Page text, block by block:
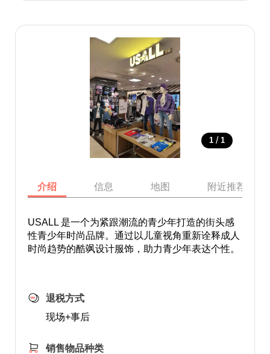
1 / 1
介绍 信息 地图 附近推荐景点
USALL 是一个为紧跟潮流的青少年打造的街头感
性青少年时尚品牌。通过以儿童视角重新诠释成人
时尚趋势的酷飒设计服饰，助力青少年表达个性。
退税方式
现场+事后
销售物品种类